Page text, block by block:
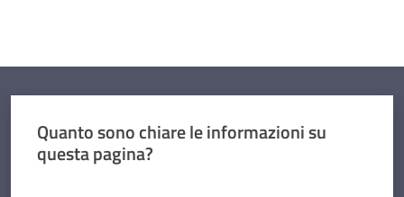
Quanto sono chiare le informazioni su
questa pagina?